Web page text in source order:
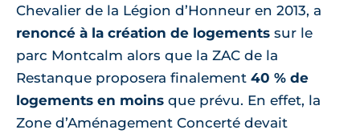
Chevalier de la Légion d’Honneur en 2013, a
renoncé à la création de logements sur le
parc Montcalm alors que la ZAC de la
Restanque proposera finalement 40 % de
logements en moins que prévu. En effet, la
Zone d’Aménagement Concerté devait